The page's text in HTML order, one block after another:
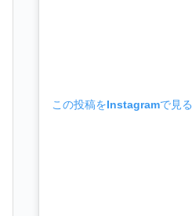
この投稿をInstagramで見る